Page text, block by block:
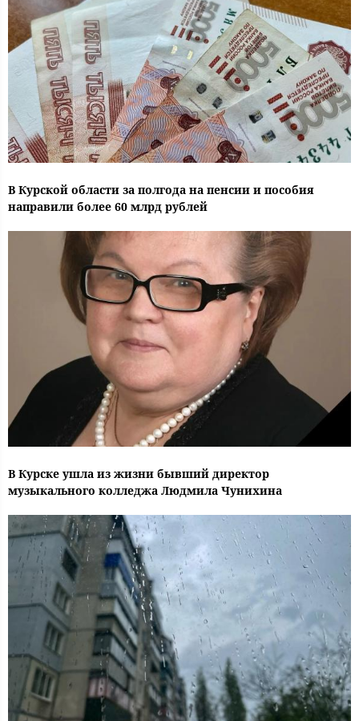
В Курской области за полгода на пенсии и пособия
направили более 60 млрд рублей
В Курске ушла из жизни бывший директор
музыкального колледжа Людмила Чунихина